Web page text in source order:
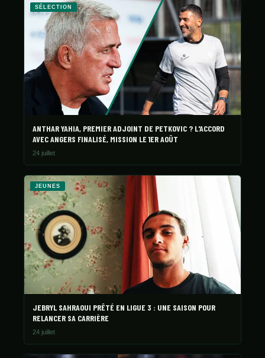
SÉLECTION
ANTHAR YAHIA, PREMIER ADJOINT DE PETKOVIC ? L'ACCORD
AVEC ANGERS FINALISÉ, MISSION LE 1ER AOÛT
24 juillet
JEUNES
JEBRYL SAHRAOUI PRÊTÉ EN LIGUE 3 : UNE SAISON POUR
RELANCER SA CARRIÈRE
24 juillet